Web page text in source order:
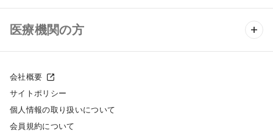
クリニック物件検索
クリニックの開業スタイル
クリニック開業までの流れ
医師求人 TOP
常勤求人検索
非常勤求人検索
スポット求人検索
医療機関の方
採用をお考えの医療機関の方
会社概要
サイトポリシー
個人情報の取り扱いについて
会員規約について